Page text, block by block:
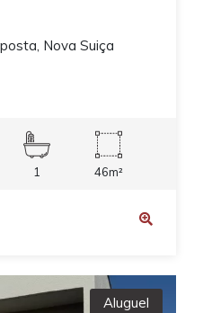
Nova Suiça
1 46m²
Aluguel